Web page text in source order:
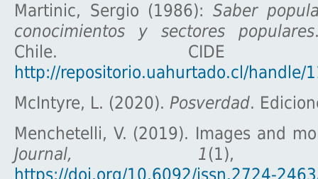
Martinic, Sergio (1986): Saber
conocimientos y sectores populares
Chile. CIDE
http://repositorio.uahurtado.cl/handle/
McIntyre, L. (2020). Posverdad.
Menchetelli, V. (2019). Images and
Journal, 1(1),
https://doi.org/10.6092/issn.2724-